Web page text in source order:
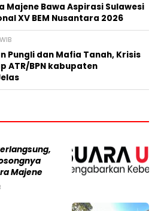
Majene Bawa Aspirasi Sulawesi
XV BEM Nusantara 2026
Pungli dan Mafia Tanah, Krisis
ATR/BPN kabupaten
Majene